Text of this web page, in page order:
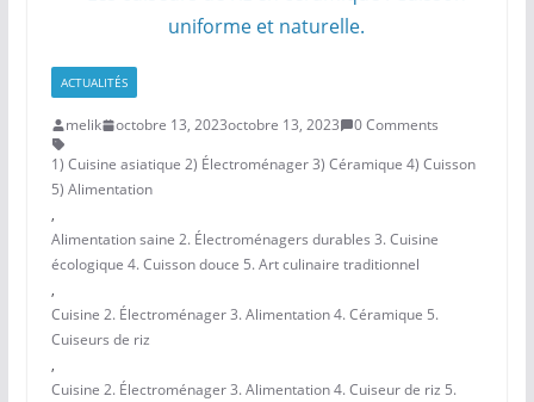
ACTUALITÉS
melik octobre 13, 2023octobre 13, 2023
0 Comments
1) Cuisine asiatique 2) Électroménager 3) Céramique 4) Cuisson
5) Alimentation
,
Alimentation saine 2. Électroménagers durables 3. Cuisine
écologique 4. Cuisson douce 5. Art culinaire traditionnel
,
Cuisine 2. Électroménager 3. Alimentation 4. Céramique 5.
Cuiseurs de riz
,
Cuisine 2. Électroménager 3. Alimentation 4. Cuiseur de riz 5.